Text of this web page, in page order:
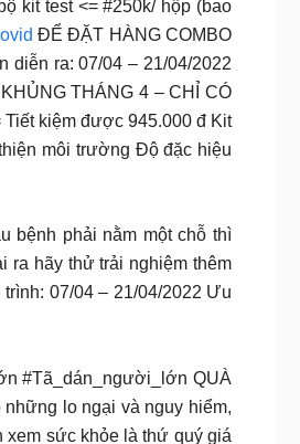
kit test <= #250k/ hộp (bao
ĐỂ ĐẶT HÀNG COMBO
diễn ra: 07/04 – 21/04/2022
THÁNG 4 – CHỈ CÓ
Tiết kiệm được 945.000 đ Kit
môi trường Độ đặc hiệu
bệnh phải nằm một chỗ thì
ra hãy thử trải nghiệm thêm
07/04 – 21/04/2022 Ưu
#Tã_dán_người_lớn QUÀ
lo ngại và nguy hiểm,
xem sức khỏe là thứ quý giá